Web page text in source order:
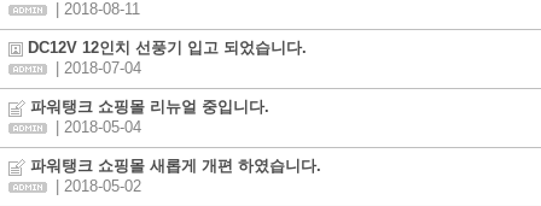
| 2018-08-11
DC12V 12인치 선풍기 입고 되었습니다.
| 2018-07-04
파워탱크 쇼핑몰 리뉴얼 중입니다.
| 2018-05-04
파워탱크 쇼핑몰 새롭게 개편 하였습니다.
| 2018-05-02